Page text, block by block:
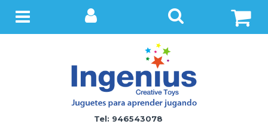
Tel: 946543078
Menú